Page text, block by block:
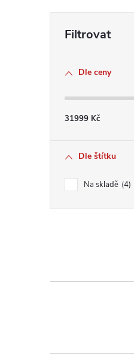
Dle ceny
31999 Kč
Dle štítku
Na skladě 4